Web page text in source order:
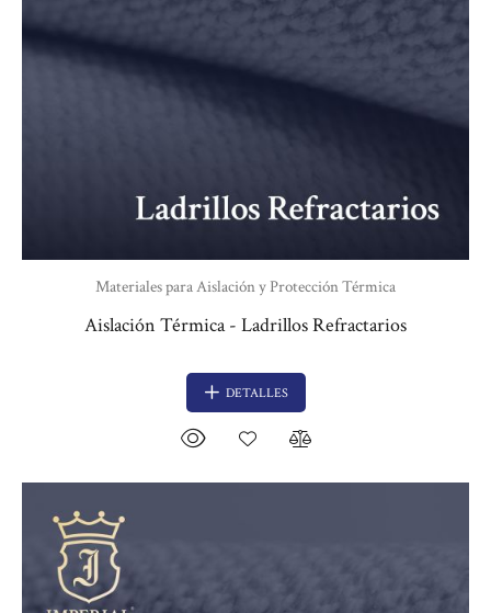
Materiales para Aislación y Protección Térmica
Aislación Térmica - Ladrillos Refractarios
DETALLES